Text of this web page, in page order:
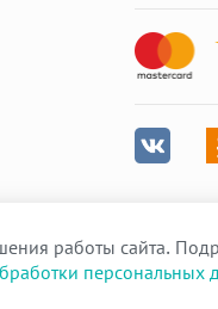
работы сайта.
персональных